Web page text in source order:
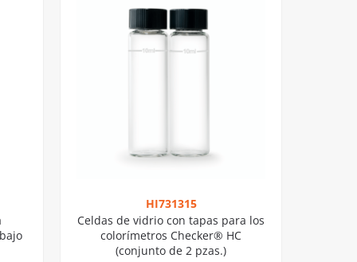
HI731315
Celdas de vidrio con tapas para los
colorímetros Checker® HC
(conjunto de 2 pzas.)